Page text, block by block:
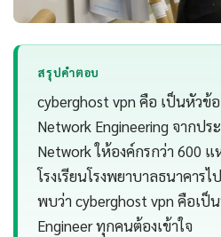
สรุปคำตอบ
cyberghost vpn คือ เป็นหัวข้
Network Engineering จากป
Network ให้องค์กรกว่า 600
โรงเรียนโรงพยาบาลธนาคา
พบว่า cyberghost vpn คือเป็
Engineer ทุกคนต้องเข้าใจ